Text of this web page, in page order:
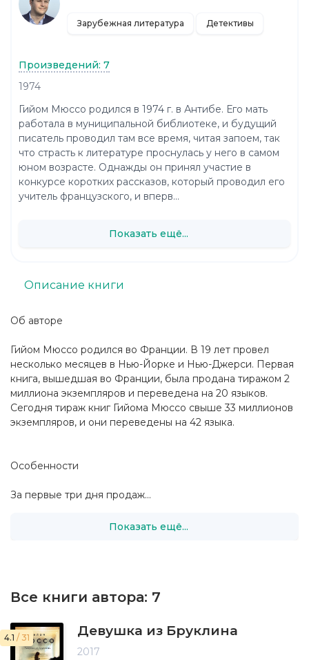
Об авторе
Гийом Мюссо родился во Франции. В 19 лет провел
несколько месяцев в Нью-Йорке и Нью-Джерси. Первая
книга, вышедшая во Франции, была продана тиражом 2
миллиона экземпляров и переведена на 20 языков.
Сегодня тираж книг Гийома Мюссо свыше 33 миллионов
экземпляров, и они переведены на 42 языка.
Особенности
За первые три дня продаж...
Показать ещё...
Описание книги
Все книги автора: 7
4.1 / 31 Девушка из Бруклина
2017
Зарубежная литература Детективы
Произведений: 7
1974
Гийом Мюссо родился в 1974 г. в Антибе. Его мать
работала в муниципальной библиотеке, и будущий
писатель проводил там все время, читая запоем, так
что страсть к литературе проснулась у него в самом
юном возрасте. Однажды он принял участие в
конкурсе коротких рассказов, который проводил его
учитель французского, и вперв...
Показать ещё...